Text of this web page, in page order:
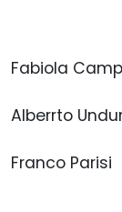
Fabiola
Alberrto
Franco Parisi